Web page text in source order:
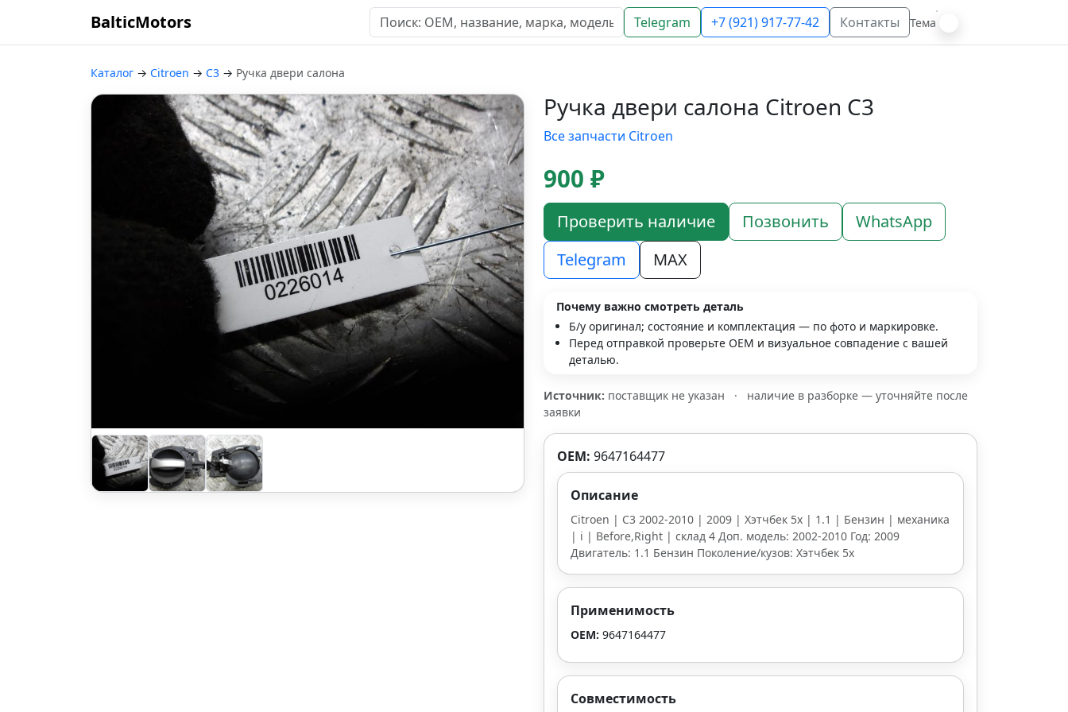
BalticMotors Telegram +7 (921) 917-77-42 Контакты Тема
Каталог → Citroen → C3 → Ручка двери салона
Ручка двери салона Citroen C3
Все запчасти Citroen
900 ₽
Проверить наличие Позвонить
WhatsApp
Telegram
MAX
Почему важно смотреть деталь
Б/у оригинал; состояние и комплектация — по фото и маркировке.
Перед отправкой проверьте OEM и визуальное совпадение с вашей
деталью.
Источник: поставщик не указан ·
наличие в разборке — уточняйте после
заявки
OEM: 9647164477
Описание
Citroen | C3 2002-2010 | 2009 | Хэтчбек 5х | 1.1 | Бензин | механика
| i | Before,Right | склад 4 Доп. модель: 2002-2010 Год: 2009
Двигатель: 1.1 Бензин Поколение/кузов: Хэтчбек 5х
Применимость
OEM: 9647164477
Совместимость